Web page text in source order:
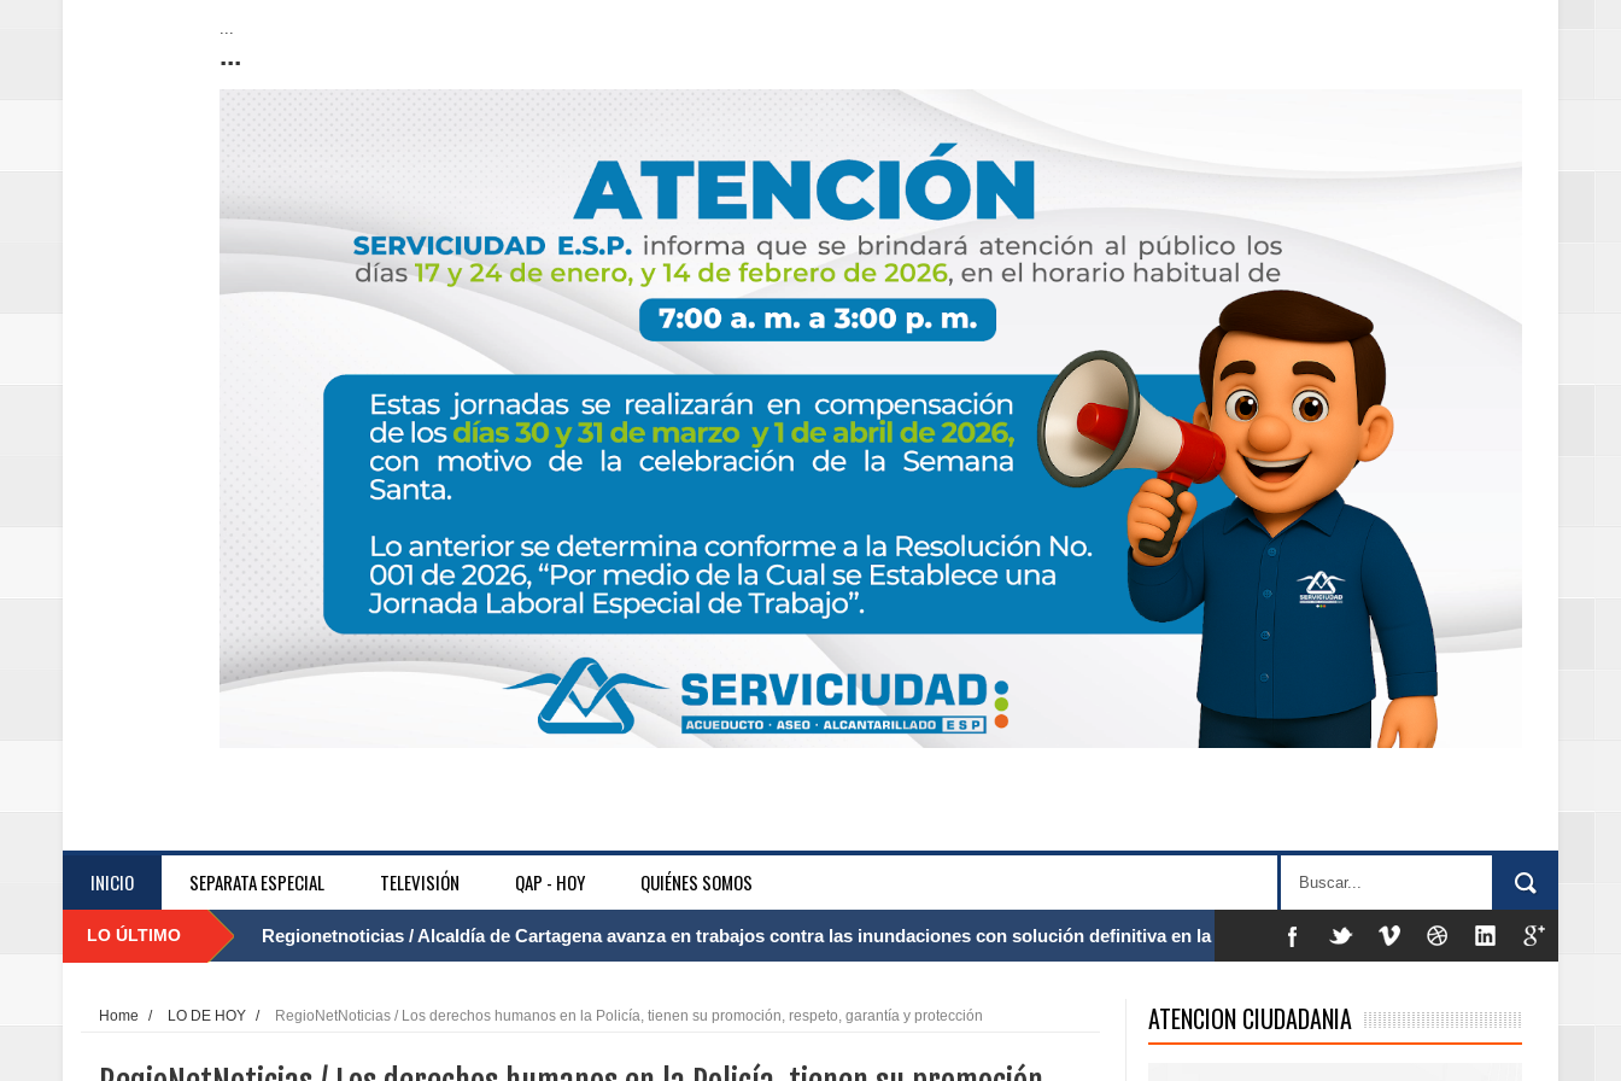
...
...
....
INICIO SEPARATA ESPECIAL TELEVISIÓN QAP - HOY QUIÉNES SOMOS
LO ÚLTIMO Regionetnoticias / Alcaldía de Cartagena avanza en trabajos contra las inundaciones con solución definitiva en la
Home / LO DE HOY / RegioNetNoticias / Los derechos humanos en la Policía, tienen su promoción, respeto, garantía y protección ATENCION CIUDADANIA